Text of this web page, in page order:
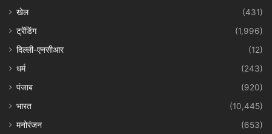
खेल
(431)
ट्रेंडिंग
(1,996)
दिल्ली-एनसीआर
(12)
धर्म
(243)
पंजाब
(920)
भारत
(10,445)
मनोरंजन
(653)